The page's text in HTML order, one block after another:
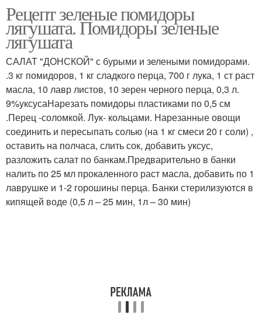
Помидор на зиму Помидоры с аджикой
Помидоры с чесноком
Аджика из зеленых
помидор
Рецепт зеленые помидоры
лягушата. Помидоры зеленые
лягушата
САЛАТ "ДОНСКОЙ" с бурыми и зелеными помидорами.
.3 кг помидоров, 1 кг сладкого перца, 700 г лука, 1 ст раст
масла, 10 лавр листов, 10 зерен черного перца, 0,3 л.
9%уксусаНарезать помидоры пластиками по 0,5 см
.Перец -соломкой. Лук- кольцами. Нарезанные овощи
соединить и пересыпать солью (на 1 кг смеси 20 г соли) ,
оставить на полчаса, слить сок, добавить уксус,
разложить салат по банкам.Предварительно в банки
налить по 25 мл прокаленного раст масла, добавить по 1
лаврушке и 1-2 горошины перца. Банки стерилизуются в
кипящей воде (0,5 л – 25 мин, 1л – 30 мин)